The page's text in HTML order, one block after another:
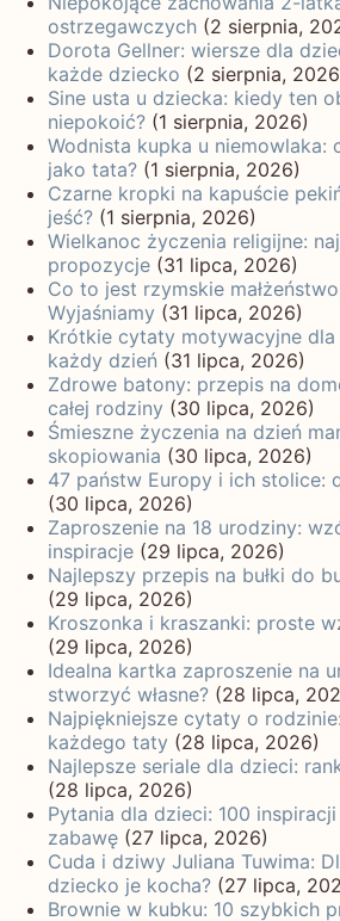
ostrzegawczych (2 sierpnia,
Dorota Gellner: wiersze dla
każde dziecko (2 sierpnia,
Sine usta u dziecka: kiedy ten
niepokoić? (1 sierpnia, 2026)
Wodnista kupka u niemowlaka:
jako tata? (1 sierpnia, 2026)
Czarne kropki na kapuście
jeść? (1 sierpnia, 2026)
Wielkanoc życzenia religijne:
propozycje (31 lipca, 2026)
Co to jest rzymskie
Wyjaśniamy (31 lipca, 2026)
Krótkie cytaty motywacyjne dla
każdy dzień (31 lipca, 2026)
Zdrowe batony: przepis na
całej rodziny (30 lipca, 2026)
Śmieszne życzenia na dzień
skopiowania (30 lipca, 2026)
47 państw Europy i ich stolice:
(30 lipca, 2026)
Zaproszenie na 18 urodziny:
inspiracje (29 lipca, 2026)
Najlepszy przepis na bułki do
(29 lipca, 2026)
Kroszonka i kraszanki: proste
(29 lipca, 2026)
Idealna kartka zaproszenie na
stworzyć własne? (28 lipca,
Najpiękniejsze cytaty o
każdego taty (28 lipca, 2026)
Najlepsze seriale dla dzieci:
(28 lipca, 2026)
Pytania dla dzieci: 100
zabawę (27 lipca, 2026)
Cuda i dziwy Juliana Tuwima:
dziecko je kocha? (27 lipca,
Brownie w kubku: 10 szybkich